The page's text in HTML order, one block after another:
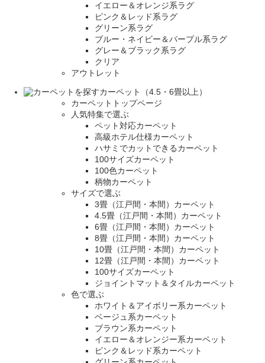
イエロー＆オレンジ系ラグ
ピンク＆レッド系ラグ
グリーン系ラグ
ブルー・ネイビー＆パープル系ラグ
グレー＆ブラック系ラグ
クリア
アウトレット
カーペット（4.5・6畳以上）
カーペットトップページ
人気特集で選ぶ
ペット対応カーペット
高級ホテル仕様カーペット
ハサミでカットできるカーペット
100サイズカーペット
100色カーペット
柄物カーペット
サイズで選ぶ
3畳（江戸間・本間）カーペット
4.5畳（江戸間・本間）カーペット
6畳（江戸間・本間）カーペット
8畳（江戸間・本間）カーペット
10畳（江戸間・本間）カーペット
12畳（江戸間・本間）カーペット
100サイズカーペット
ジョイントマット＆タイルカーペット
色で選ぶ
ホワイト＆アイボリー系カーペット
ベージュ系カーペット
ブラウン系カーペット
イエロー＆オレンジー系カーペット
ピンク＆レッド系カーペット